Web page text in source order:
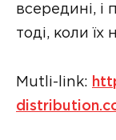
всередині, і
тоді, коли
Mutli-link: